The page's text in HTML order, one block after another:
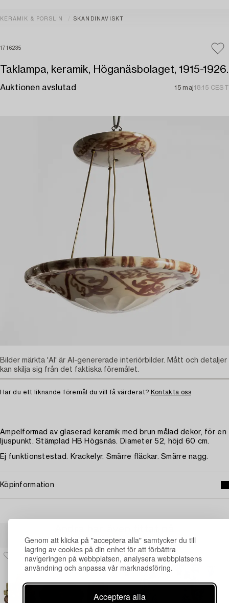
Genom att klicka på "acceptera alla" samtycker du till
lagring av cookies på din enhet för att förbättra
navigeringen på webbplatsen, analysera webbplatsens
användning och anpassa vår marknadsföring.
Acceptera alla
KERAMIK & PORSLIN SKANDINAVISKT
1716235
Taklampa, keramik, Höganäsbolaget, 1915-1926.
Auktionen avslutad 15 maj18:15 CEST
Har du ett liknande föremål du vill få värderat? Kontakta oss
Ampelformad av glaserad keramik med brun målad dekor, för en
ljuspunkt. Stämplad HB Högsnäs. Diameter 52, höjd 60 cm.
Ej funktionstestad. Krackelyr. Smärre fläckar. Smärre nagg.
Köpinformation
Bilder märkta 'AI' är AI-genererade interiörbilder. Mått och detaljer
kan skilja sig från det faktiska föremålet.